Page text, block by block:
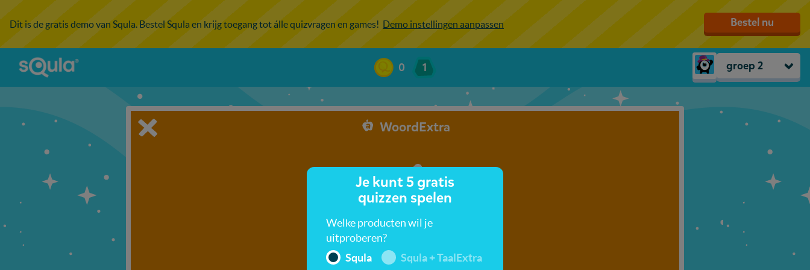
Dit is de gratis demo van Squla. Bestel Squla en krijg toegang tot álle quizvragen en games! Demo instellingen aanpassen Bestel nu
0 1 groep 2
groep 1
groep 4
groep 5
WoordExtra
Je kunt 5 gratis
quizzen spelen
Welke producten wil je
uitproberen?
Squla
Squla + TaalExtra